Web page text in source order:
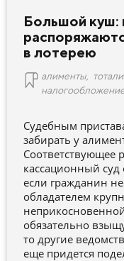
Большой куш:
в лотерею
алименты
Судебным
забирать у
Соответствующее
кассационный
если гражданин
обладателем
обязательно
то другие
еще придется